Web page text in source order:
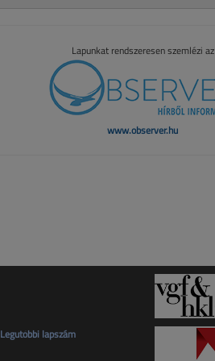
Lapunkat rendszeresen szemlézi az
www.observer.hu
Legutóbbi lapszám